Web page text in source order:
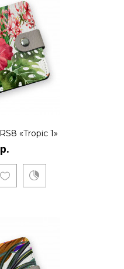
«Tropic 1»